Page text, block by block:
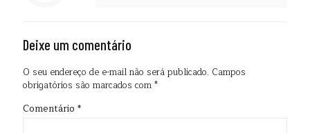
Deixe um comentário
O seu endereço de e-mail não será publicado. Campos
obrigatórios são marcados com*
Comentário *